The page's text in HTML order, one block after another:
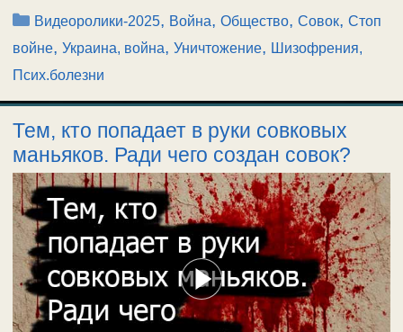
Рубрики
Видеоролики-2025, Война,Общество,Совок,Стоп
войне, Украина, война, Уничтожение, Шизофрения,
Псих.болезни
Тем, кто попадает в руки совковых
маньяков. Ради чего создан совок?